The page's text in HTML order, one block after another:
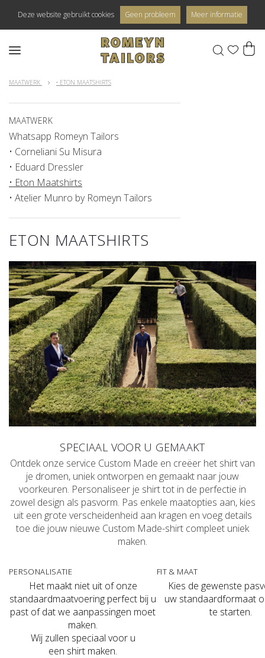
Deze website gebruikt cookies Geen probleem Meer informatie
0
MAATWERK • ETON MAATSHIRTS
MAATWERK
Whatsapp Romeyn Tailors
• Corneliani Su Misura
• Eduard Dressler
• Eton Maatshirts
• Atelier Munro by Romeyn Tailors
ETON MAATSHIRTS
SPECIAAL VOOR U GEMAAKT
Ontdek onze service Custom Made en creëer het shirt van
je dromen, uniek ontworpen en gemaakt naar jouw
voorkeuren. Personaliseer je shirt tot in de perfectie in
zowel design als pasvorm. Pas enkele maatopties aan, kies
uit een grote verscheidenheid aan kragen en voeg details
toe die jouw nieuwe Custom Made-shirt compleet uniek
maken.
PERSONALISATIE
Het maakt niet uit of onze
standaardmaatvoering perfect bij u
past of dat we aanpassingen moet
maken.
Wij zullen speciaal voor u
een shirt maken.
FIT & MAAT
Kies de gewenste
uw standaardformaat
te starten.